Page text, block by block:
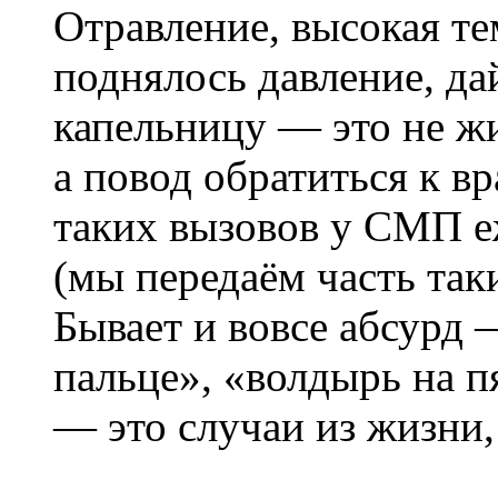
Отравление, высокая
поднялось давление,
капельницу — это не
а повод обратиться к
таких вызовов у СМП
(мы передаём часть
Бывает и вовсе
пальце», «волдырь на
— это случаи из